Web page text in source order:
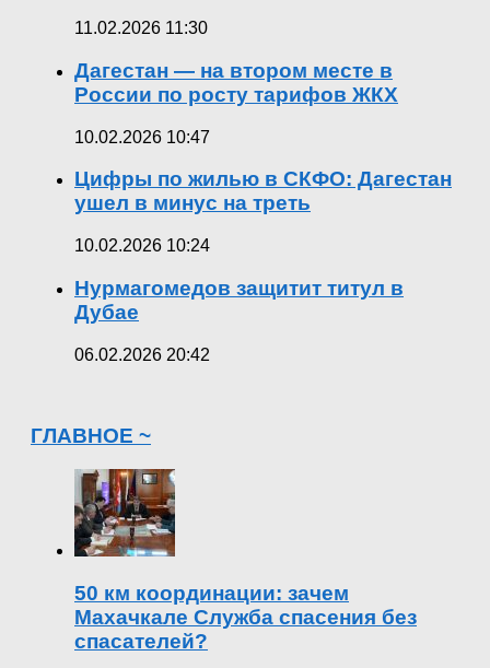
11.02.2026 11:30
Дагестан — на втором месте в
России по росту тарифов ЖКХ
10.02.2026 10:47
Цифры по жилью в СКФО: Дагестан
ушел в минус на треть
10.02.2026 10:24
Нурмагомедов защитит титул в
Дубае
06.02.2026 20:42
ГЛАВНОЕ ~
50 км координации: зачем
Махачкале Служба спасения без
спасателей?